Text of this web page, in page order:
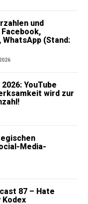
und
(Stand:
YouTube
wird zur
Media-
87 – Hate
Kodex